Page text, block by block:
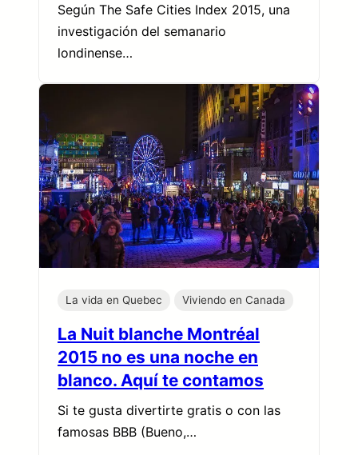
Según The Safe Cities Index 2015, una
investigación del semanario
londinense…
La vida en Quebec Viviendo en Canada
La Nuit blanche Montréal
2015 no es una noche en
blanco. Aquí te contamos
Si te gusta divertirte gratis o con las
famosas BBB (Bueno,…